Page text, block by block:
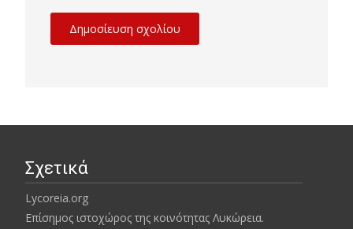
Σχετικά
Lycoreia.org
Επίσημος ιστοχώρος της κοινότητας Λυκώρεια.